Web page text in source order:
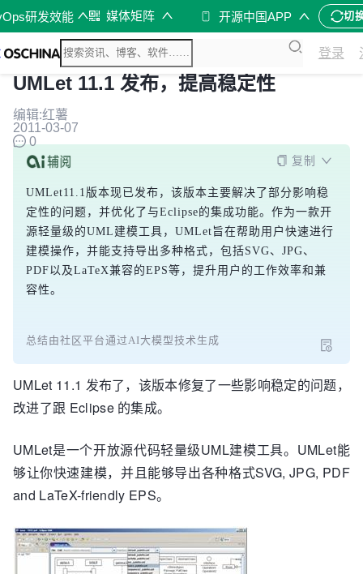
研发效能 媒体矩阵 开源中国APP 切
登录
UMLet 11.1 发布，提高稳定性
编辑:红薯
2011-03-07
0
复制
UMLet11.1版本现已发布，该版本主要解决了部分影响稳
定性的问题，并优化了与Eclipse的集成功能。作为一款开
源轻量级的UML建模工具，UMLet旨在帮助用户快速进行
建模操作，并能支持导出多种格式，包括SVG、JPG、
PDF以及LaTeX兼容的EPS等，提升用户的工作效率和兼
容性。
总结由社区平台通过AI大模型技术生成
UMLet 11.1 发布了，该版本修复了一些影响稳定的问题，
改进了跟 Eclipse 的集成。
UMLet是一个开放源代码轻量级UML建模工具。UMLet能
够让你快速建模，并且能够导出各种格式SVG, JPG, PDF
and LaTeX-friendly EPS。